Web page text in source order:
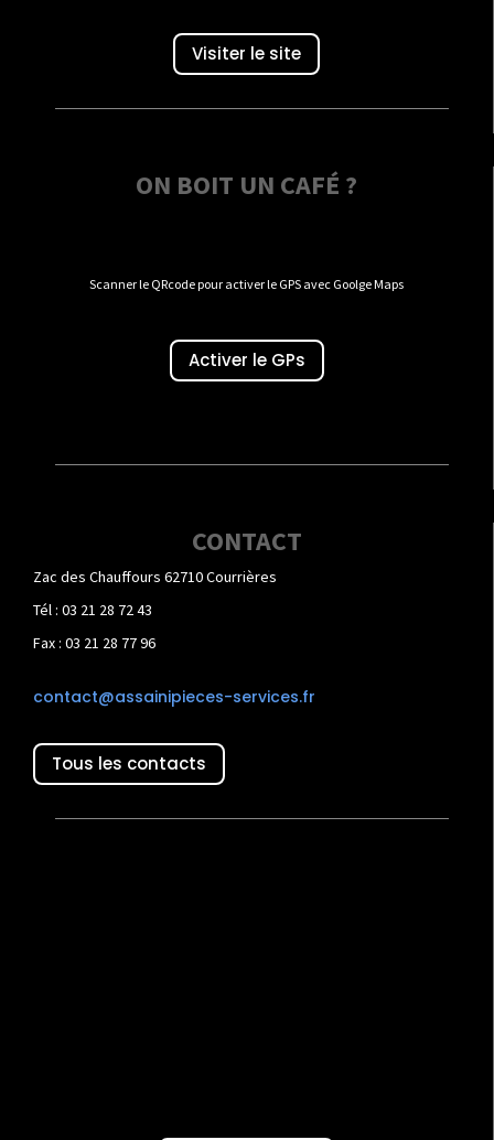
Visiter le site
ON BOIT UN CAFÉ ?
Scanner le QRcode pour activer le GPS avec Goolge Maps
Activer le GPs
CONTACT
Zac des Chauffours 62710 Courrières
Tél : 03 21 28 72 43
Fax : 03 21 28 77 96
contact@assainipieces-services.fr
Tous les contacts